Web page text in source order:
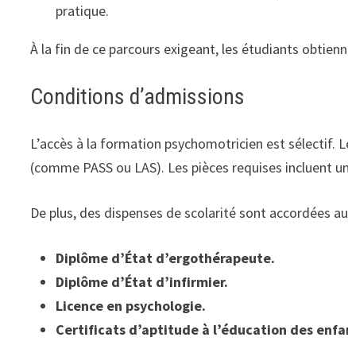
pratique.
À la fin de ce parcours exigeant, les étudiants
Conditions d’admissions
L’accès à la formation psychomotricien est sélectif.
(comme PASS ou LAS). Les pièces requises
De plus, des dispenses de scolarité sont accordées
Diplôme d’État d’ergothérapeute.
Diplôme d’État d’infirmier.
Licence en psychologie.
Certificats d’aptitude à l’éducation des